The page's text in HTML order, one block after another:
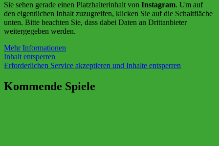
Sie sehen gerade einen Platzhalterinhalt von Instagram. Um auf
den eigentlichen Inhalt zuzugreifen, klicken Sie auf die Schaltfläche
unten. Bitte beachten Sie, dass dabei Daten an Drittanbieter
weitergegeben werden.
Mehr Informationen
Inhalt entsperren
Erforderlichen Service akzeptieren und Inhalte entsperren
Kommende Spiele